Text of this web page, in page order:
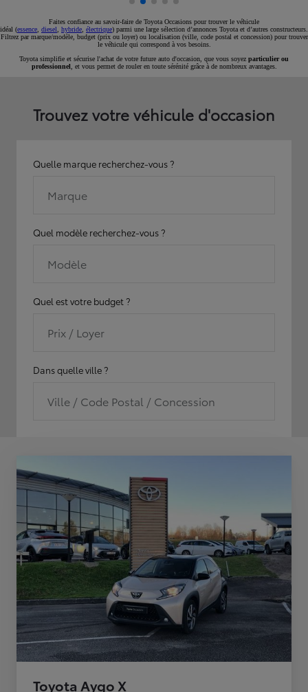
Faites confiance au savoir-faire de Toyota Occasions pour trouver le véhicule
idéal (essence diesel hybride électrique) parmi une large sélection d’annonces Toyota et d’autres constructeurs.
Filtrez par marque/modèle, budget (prix ou loyer) ou localisation (ville, code postal et concession) pour trouver
le véhicule qui correspond à vos besoins.
Toyota simplifie et sécurise l'achat de votre future auto d'occasion, que vous soyez particulier ou
professionnel , et vous permet de rouler en toute sérénité grâce à de nombreux avantages.
Trouvez votre véhicule d'occasion
Quelle marque recherchez-vous ?
Marque
Quel modèle recherchez-vous ?
Modèle
Quel est votre budget ?
Prix / Loyer
Dans quelle ville ?
Ville / Code Postal / Concession
Toyota Aygo X